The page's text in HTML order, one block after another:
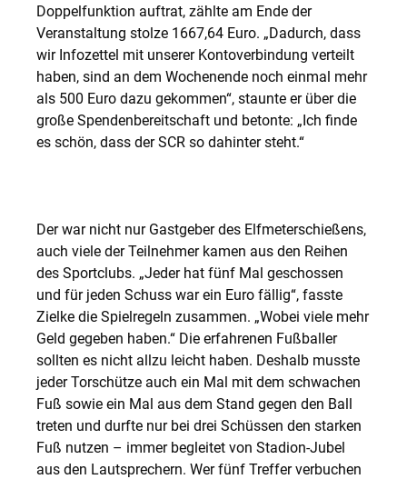
Doppelfunktion auftrat, zählte am Ende der
Veranstaltung stolze 1667,64 Euro. „Dadurch, dass
wir Infozettel mit unserer Kontoverbindung verteilt
haben, sind an dem Wochenende noch einmal mehr
als 500 Euro dazu gekommen“, staunte er über die
große Spendenbereitschaft und betonte: „Ich finde
es schön, dass der SCR so dahinter steht.“
Der war nicht nur Gastgeber des Elfmeterschießens,
auch viele der Teilnehmer kamen aus den Reihen
des Sportclubs. „Jeder hat fünf Mal geschossen
und für jeden Schuss war ein Euro fällig“, fasste
Zielke die Spielregeln zusammen. „Wobei viele mehr
Geld gegeben haben.“ Die erfahrenen Fußballer
sollten es nicht allzu leicht haben. Deshalb musste
jeder Torschütze auch ein Mal mit dem schwachen
Fuß sowie ein Mal aus dem Stand gegen den Ball
treten und durfte nur bei drei Schüssen den starken
Fuß nutzen – immer begleitet von Stadion-Jubel
aus den Lautsprechern. Wer fünf Treffer verbuchen